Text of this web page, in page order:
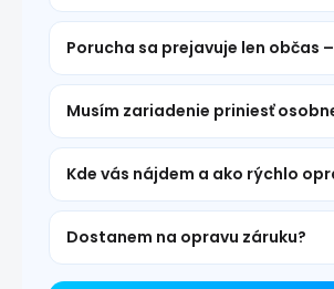
Porucha sa prejavuje len občas
Musím zariadenie priniesť
Kde vás nájdem a ako rýchlo
Dostanem na opravu záruku?